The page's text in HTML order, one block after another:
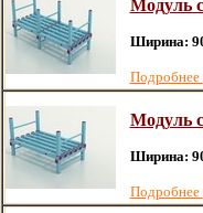
Модуль
Ширина:
Подробнее
Модуль
Ширина:
Подробнее